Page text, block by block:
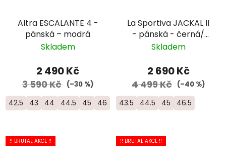
Altra ESCALANTE 4 -
pánská – modrá
Skladem
2 490 Kč
3 590 Kč (–30 %)
42.5 43 44 44.5 45 46 46.5
La Sportiva JACKAL II
- pánská - černá/
žlutá/červená
Skladem
2 690 Kč
4 499 Kč (–40 %)
43.5 44.5 45 46.5
!! BRUTAL AKCE !! !! BRUTAL AKCE !!